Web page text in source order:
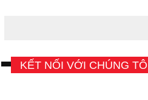
KẾT NỐI VỚI CHÚNG